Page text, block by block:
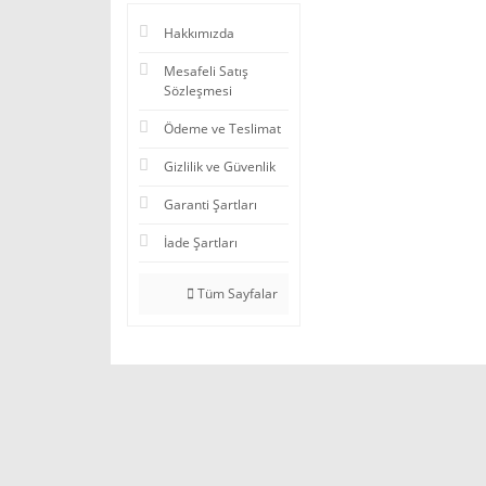
Hakkımızda
Mesafeli Satış
Sözleşmesi
Ödeme ve Teslimat
Gizlilik ve Güvenlik
Garanti Şartları
İade Şartları
Tüm Sayfalar